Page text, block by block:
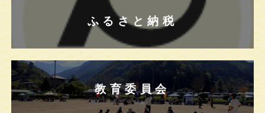
ふるさと納税
教育委員会